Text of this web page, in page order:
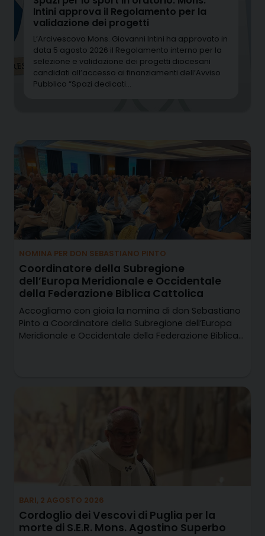
Intini approva il Regolamento per la
validazione dei progetti
L’Arcivescovo Mons. Giovanni Intini ha approvato in
data 5 agosto 2026 il Regolamento interno per la
selezione e validazione dei progetti diocesani
candidati all’accesso ai finanziamenti dell’Avviso
Pubblico “Spazi dedicati…
NOMINA PER DON SEBASTIANO PINTO
Coordinatore della Subregione
dell’Europa Meridionale e Occidentale
della Federazione Biblica Cattolica
Accogliamo con gioia la nomina di don Sebastiano
Pinto a Coordinatore della Subregione dell’Europa
Meridionale e Occidentale della Federazione Biblica…
BARI, 2 AGOSTO 2026
Cordoglio dei Vescovi di Puglia per la
morte di S.E.R. Mons. Agostino Superbo